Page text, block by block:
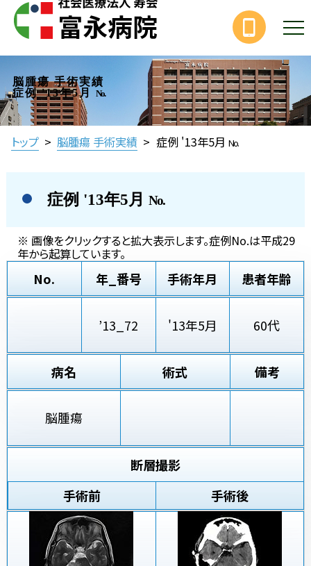
脳腫瘍 手術実績
症例 '13年5月
No.
トップ > 脳腫瘍 手術実績 > 症例 '13年5月 No.
症例 '13年5月 No.
※ 画像をクリックすると拡大表示します。症例No.は平成29
年から起算しています。
No. 年_番号 手術年月 患者年齢
’13_72 '13年5月 60代
病名 術式 備考
脳腫瘍
断層撮影
手術前
手術後